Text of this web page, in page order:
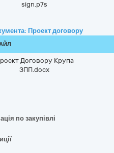
sign.p7s
Проект договору
Договору Крупа
ЗПП.docx
по закупівлі